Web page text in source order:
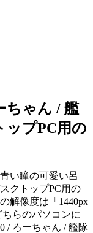
ちゃん / 艦
ップPC用の
い瞳の可愛い呂
クトップPC用の
解像度は「1440px
ちらのパソコンに
/ ろーちゃん / 艦隊